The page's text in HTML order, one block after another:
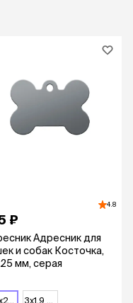
4.8
₽
Адресник для
и собак Косточка,
мм, серая